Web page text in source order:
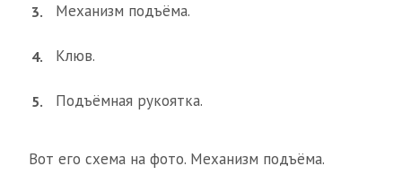
Механизм подъёма.
Клюв.
Подъёмная рукоятка.
Вот его схема на фото. Механизм подъёма.